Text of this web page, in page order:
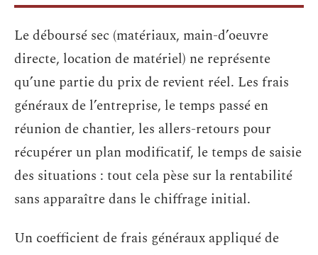
Le déboursé sec (matériaux, main-d’oeuvre
directe, location de matériel) ne représente
qu’une partie du prix de revient réel. Les frais
généraux de l’entreprise, le temps passé en
réunion de chantier, les allers-retours pour
récupérer un plan modificatif, le temps de saisie
des situations : tout cela pèse sur la rentabilité
sans apparaître dans le chiffrage initial.
Un coefficient de frais généraux appliqué de